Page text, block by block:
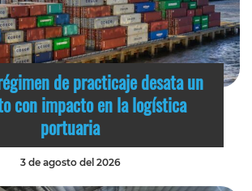
de practicaje desata un
con impacto en la logística
portuaria
3 de agosto del 2026